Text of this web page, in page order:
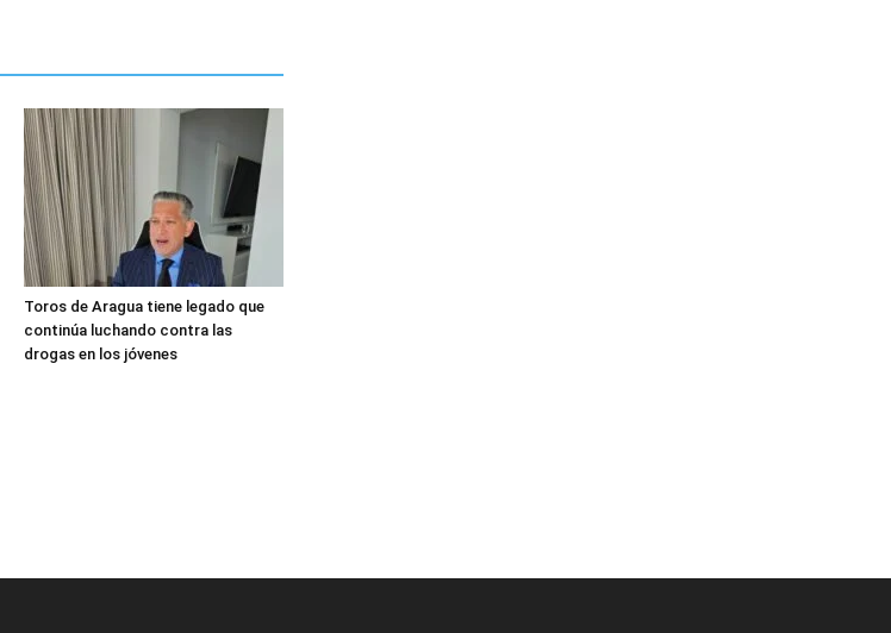
Toros de Aragua tiene legado que
continúa luchando contra las
drogas en los jóvenes